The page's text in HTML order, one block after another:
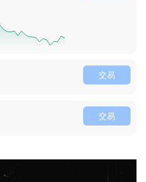
交易
交易